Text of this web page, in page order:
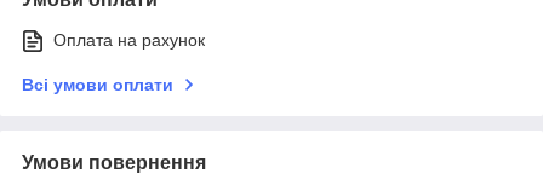
Оплата на рахунок
Всі умови оплати
Умови повернення